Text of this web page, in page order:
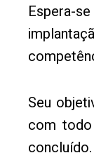
Seu
com
concluído.